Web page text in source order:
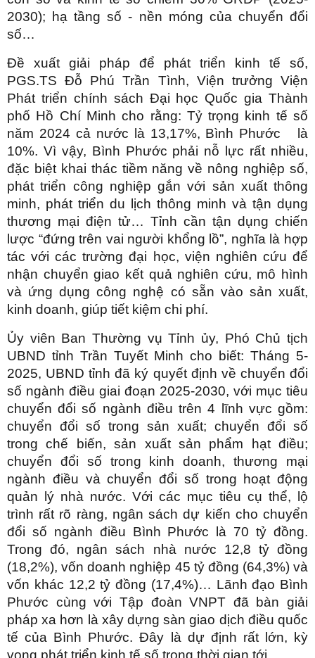
2030); hạ tầng số - nền móng của chuyển đổi
số…
Đề xuất giải pháp để phát triển kinh tế số,
PGS.TS Đỗ Phú Trần Tình, Viện trưởng Viện
Phát triển chính sách Đại học Quốc gia Thành
phố Hồ Chí Minh cho rằng: Tỷ trọng kinh tế số
năm 2024 cả nước là 13,17%, Bình Phước là
10%. Vì vậy, Bình Phước phải nỗ lực rất nhiều,
đặc biệt khai thác tiềm năng về nông nghiệp số,
phát triển công nghiệp gắn với sản xuất thông
minh, phát triển du lịch thông minh và tận dụng
thương mại điện tử… Tỉnh cần tận dụng chiến
lược “đứng trên vai người khổng lồ”, nghĩa là hợp
tác với các trường đại học, viện nghiên cứu để
nhận chuyển giao kết quả nghiên cứu, mô hình
và ứng dụng công nghệ có sẵn vào sản xuất,
kinh doanh, giúp tiết kiệm chi phí.
Ủy viên Ban Thường vụ Tỉnh ủy, Phó Chủ tịch
UBND tỉnh Trần Tuyết Minh cho biết: Tháng 5-
2025, UBND tỉnh đã ký quyết định về chuyển đổi
số ngành điều giai đoạn 2025-2030, với mục tiêu
chuyển đổi số ngành điều trên 4 lĩnh vực gồm:
chuyển đổi số trong sản xuất; chuyển đổi số
trong chế biến, sản xuất sản phẩm hạt điều;
chuyển đổi số trong kinh doanh, thương mại
ngành điều và chuyển đổi số trong hoạt động
quản lý nhà nước. Với các mục tiêu cụ thể, lộ
trình rất rõ ràng, ngân sách dự kiến cho chuyển
đổi số ngành điều Bình Phước là 70 tỷ đồng.
Trong đó, ngân sách nhà nước 12,8 tỷ đồng
(18,2%), vốn doanh nghiệp 45 tỷ đồng (64,3%) và
vốn khác 12,2 tỷ đồng (17,4%)… Lãnh đạo Bình
Phước cùng với Tập đoàn VNPT đã bàn giải
pháp xa hơn là xây dựng sàn giao dịch điều quốc
tế của Bình Phước. Đây là dự định rất lớn, kỳ
vọng phát triển kinh tế số trong thời gian tới.